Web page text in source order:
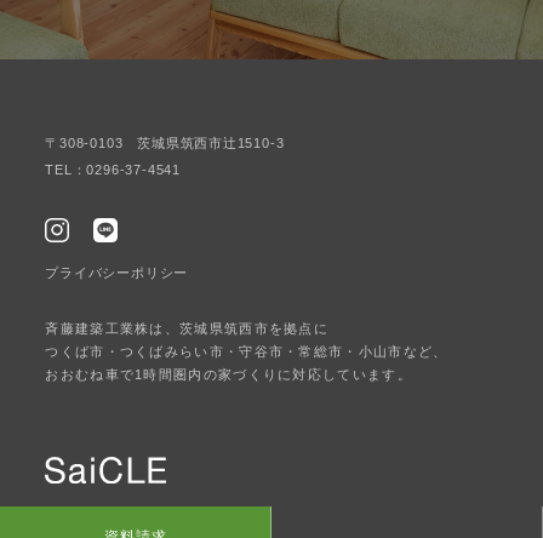
〒308-0103 茨城県筑西市辻1510-3
TEL：0296-37-4541
プライバシーポリシー
斉藤建築工業株は、茨城県筑西市を拠点に
つくば市・つくばみらい市・守谷市・常総市・小山市など、
おおむね車で1時間圏内の家づくりに対応しています。
© SaiCLE. All Rights Reserved.